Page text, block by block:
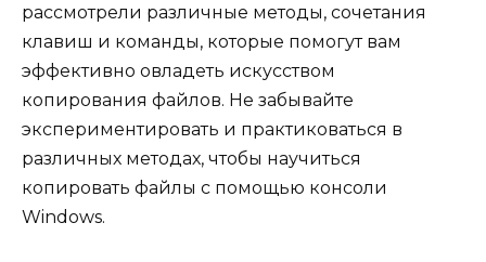
рассмотрели различные методы, сочетания
клавиш и команды, которые помогут вам
эффективно овладеть искусством
копирования файлов. Не забывайте
экспериментировать и практиковаться в
различных методах, чтобы научиться
копировать файлы с помощью консоли
Windows.